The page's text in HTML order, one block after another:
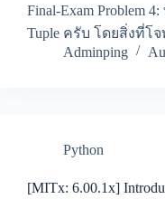
Final-Exam Problem
Tuple ครับ โดยสิ่งที่โ
Adminping
Python
[MITx: 6.00.1x]